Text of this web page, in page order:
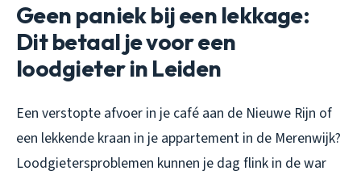
Geen paniek bij een lekkage:
Dit betaal je voor een
loodgieter in Leiden
Een verstopte afvoer in je café aan de Nieuwe Rijn of
een lekkende kraan in je appartement in de Merenwijk?
Loodgietersproblemen kunnen je dag flink in de war